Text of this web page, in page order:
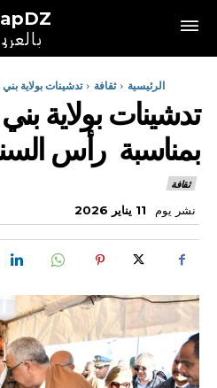
الرئيسية ثقافة تدشينات بولاية
تدشينات بولاية
بمناسبة رأس
ثقافة
نشر يوم 11 يناير 2026